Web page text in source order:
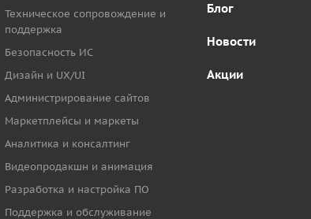
Техническое сопровождение и
поддержка
Безопасность ИС
Дизайн и UX/UI
Администрирование сайтов
Маркетплейсы и маркеты
Аналитика и консалтинг
Видеопродакшн и анимация
Разработка и настройка ПО
Поддержка и обслуживание
Блог
Новости
Акции